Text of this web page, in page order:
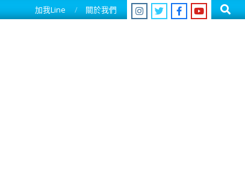
加我Line 關於我們 Search